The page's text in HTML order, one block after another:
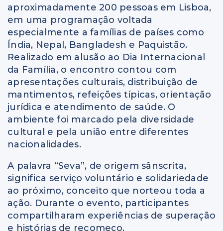
aproximadamente 200 pessoas em Lisboa,
em uma programação voltada
especialmente a famílias de países como
Índia, Nepal, Bangladesh e Paquistão.
Realizado em alusão ao Dia Internacional
da Família, o encontro contou com
apresentações culturais, distribuição de
mantimentos, refeições típicas, orientação
jurídica e atendimento de saúde. O
ambiente foi marcado pela diversidade
cultural e pela união entre diferentes
nacionalidades.
A palavra “Seva”, de origem sânscrita,
significa serviço voluntário e solidariedade
ao próximo, conceito que norteou toda a
ação. Durante o evento, participantes
compartilharam experiências de superação
e histórias de recomeço.